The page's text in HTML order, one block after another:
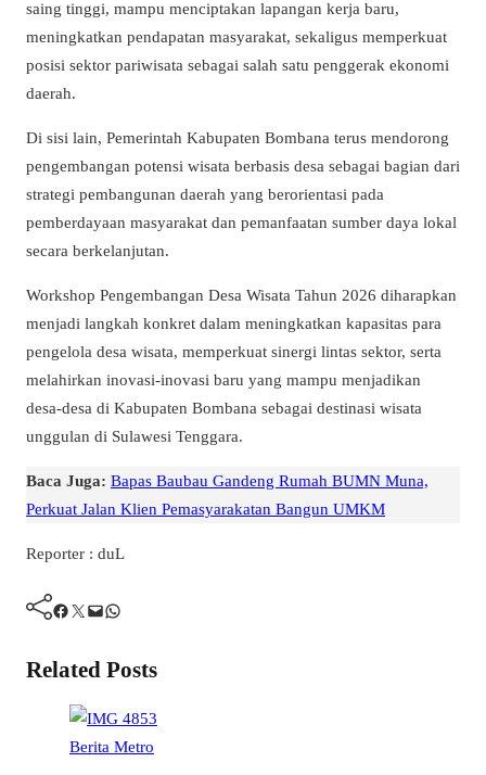
saing tinggi, mampu menciptakan lapangan kerja baru,
meningkatkan pendapatan masyarakat, sekaligus memperkuat
posisi sektor pariwisata sebagai salah satu penggerak ekonomi
daerah.
Di sisi lain, Pemerintah Kabupaten Bombana terus mendorong
pengembangan potensi wisata berbasis desa sebagai bagian dari
strategi pembangunan daerah yang berorientasi pada
pemberdayaan masyarakat dan pemanfaatan sumber daya lokal
secara berkelanjutan.
Workshop Pengembangan Desa Wisata Tahun 2026 diharapkan
menjadi langkah konkret dalam meningkatkan kapasitas para
pengelola desa wisata, memperkuat sinergi lintas sektor, serta
melahirkan inovasi-inovasi baru yang mampu menjadikan
desa-desa di Kabupaten Bombana sebagai destinasi wisata
unggulan di Sulawesi Tenggara.
Baca Juga: Bapas Baubau Gandeng Rumah BUMN Muna,
Perkuat Jalan Klien Pemasyarakatan Bangun UMKM
Reporter : duL
Facebook Twitter Mail WhatsApp
Related Posts
Berita Metro